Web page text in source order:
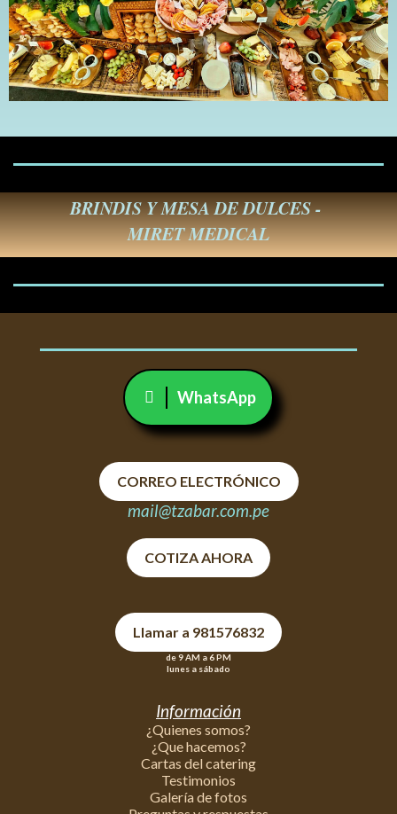
BRINDIS Y MESA DE DULCES -
MIRET MEDICAL
WhatsApp
CORREO ELECTRÓNICO
mail@tzabar.com.pe
COTIZA AHORA
Llamar a 981576832
de 9 AM a 6 PM
lunes a sábado
Información
¿Quienes somos?
¿Que hacemos?
Cartas del catering
Testimonios
Galería de fotos